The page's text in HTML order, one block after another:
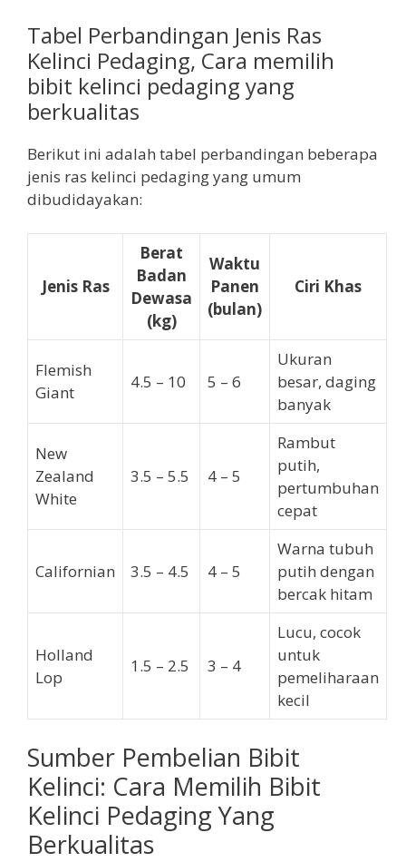
Tabel Perbandingan Jenis Ras
Kelinci Pedaging, Cara memilih
bibit kelinci pedaging yang
berkualitas
Berikut ini adalah tabel perbandingan beberapa
jenis ras kelinci pedaging yang umum
dibudidayakan:
Jenis Ras
Berat
Badan
Dewasa
(kg)
Waktu
Panen
(bulan)
Ciri Khas
Flemish
Giant
4.5 – 10 5 – 6
Ukuran
besar, daging
banyak
New
Zealand
White
3.5 – 5.5 4 – 5
Rambut
putih,
pertumbuhan
cepat
Californian 3.5 – 4.5 4 – 5
Warna tubuh
putih dengan
bercak hitam
Holland
Lop
1.5 – 2.5 3 – 4
Lucu, cocok
untuk
pemeliharaan
kecil
Sumber Pembelian Bibit
Kelinci: Cara Memilih Bibit
Kelinci Pedaging Yang
Berkualitas